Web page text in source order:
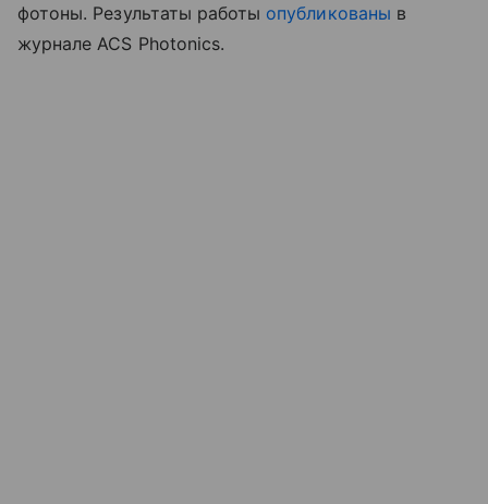
фотоны. Результаты работы опубликованы в
журнале ACS Photonics.